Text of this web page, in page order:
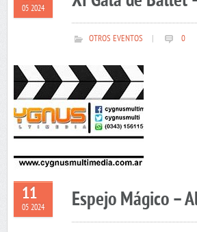
05 2024
OTROS EVENTOS 0
11
05 2024 Espejo Mágico –